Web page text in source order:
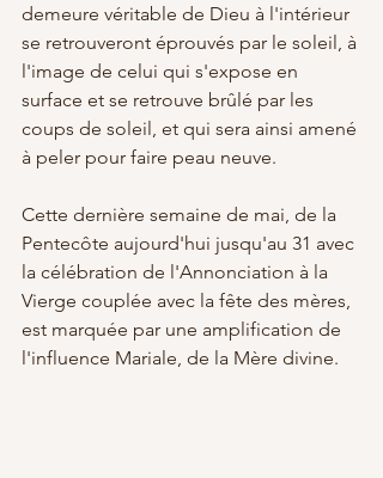
demeure véritable de Dieu à l'intérieur
se retrouveront éprouvés par le soleil, à
l'image de celui qui s'expose en
surface et se retrouve brûlé par les
coups de soleil, et qui sera ainsi amené
à peler pour faire peau neuve.
Cette dernière semaine de mai, de la
Pentecôte aujourd'hui jusqu'au 31 avec
la célébration de l'Annonciation à la
Vierge couplée avec la fête des mères,
est marquée par une amplification de
l'influence Mariale, de la Mère divine.